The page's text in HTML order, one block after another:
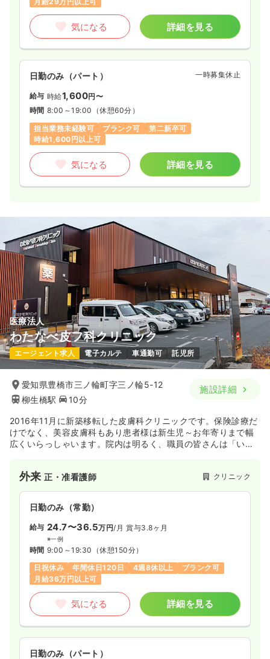
気になる 詳細を見る
日勤のみ（パート） 一時募集休止
給与 時給1,600円〜
時間 8:00～19:00 （休憩60分）
担当業務未経験可
ブランク可
第二新卒可
時給1,600円以上可
気になる 詳細を見る
医療法人
わたなべ皮フ科クリニック
エージェント求人 電子カルテ 車通勤可 託児所
愛知県豊橋市三ノ輪町字三ノ輪5-12
柳生橋駅
10分
施設詳細
2016年11月に新築移転した皮膚科クリニックです。保険診療だ
けでなく、美容皮膚科もあり患者様は新生児～お年寄りまで幅
広くいらっしゃいます。院内は明るく、職員の皆さんは「いつ
外来正・准看護師 クリニック
日勤のみ（常勤）
給与 24.7〜36.5万円/月 賞与3.8ヶ月
※一例
時間 9:00～19:30 （休憩150分）
日祝休み
年間休日120日 4週8休以上
ブランク可
月給36万円以上可
気になる 詳細を見る
日勤のみ（パート）